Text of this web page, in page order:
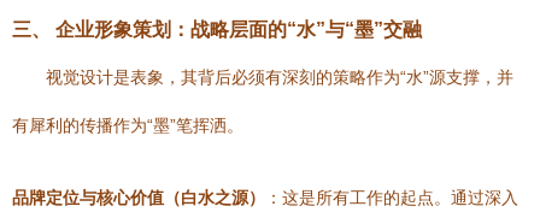
三、 企业形象策划：战略层面的“水”与“墨”交融
视觉设计是表象，其背后必须有深刻的策略作为“水”源支撑，并
有犀利的传播作为“墨”笔挥洒。
品牌定位与核心价值（白水之源） ：这是所有工作的起点。通过深入